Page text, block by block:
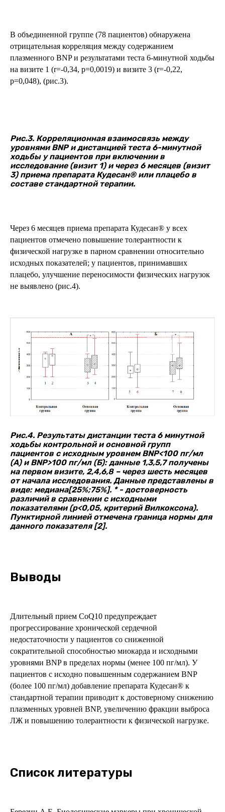
В объединенной группе (78 пациентов) обнаружена
отрицательная корреляция между содержанием
плазменного BNP и результатами теста 6-минутной ходьбы
на визите 1 (r=-0,34, p=0,0019) и визите 3 (r=-0,22,
p=0,048), (рис.3).
Рис.3. Корреляционная взаимосвязь между
уровнями BNP и дистанцией теста 6-минутной
ходьбы у пациентов при включении в
исследование (визит 1) и через 6 месяцев (визит
3) приема препарата Кудесан® или плацебо в
составе стандартной терапии.
Через 6 месяцев приема препарата Кудесан® у всех
пациентов отмечено повышение толерантности к
физической нагрузке в парном сравнении относительно
исходных показателей; у пациентов, принимавших
плацебо, улучшение переносимости физических нагрузок
не выявлено (рис.4).
Рис.4. Результаты дистанции теста 6 минутной
ходьбы контрольной и основной групп
пациентов с исходным уровнем BNP<100 пг/мл
(А) и BNP>100 пг/мл (Б): данные 1,3,5,7 получены
на первом визите, 2,4,6,8 – через шесть месяцев
от начала исследования. Данные представлены в
виде: медиана[25%;75%]. * - достоверность
различий в сравнении с исходными
показателями (p<0,05, критерий Вилкоксона).
Пунктирной линией отмечена граница нормы для
данного показателя [2].
Выводы
Длительный прием CoQ10 предупреждает
прогрессирование хронической сердечной
недостаточности у пациентов со сниженной
сократительной способностью миокарда и исходными
уровнями BNP в пределах нормы (менее 100 пг/мл). У
пациентов с исходно повышенным содержанием BNP
(более 100 пг/мл) добавление препарата Кудесан® к
стандартной терапии приводит к достоверному снижению
плазменных уровней BNP, увеличению фракции выброса
ЛЖ и повышению толерантности к физической нагрузке.
Список литературы